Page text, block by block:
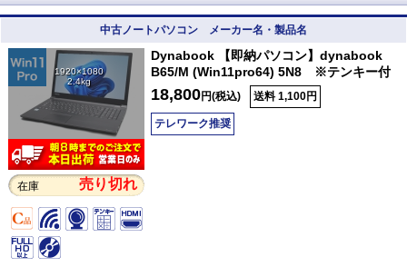
中古ノートパソコン メーカー名・製品名
1920×1080
2.4kg
在庫 売り切れ
Dynabook 【即納パソコン】dynabook
B65/M (Win11pro64) 5N8 ※テンキー付
18,800円(税込) 送料 1,100円
テレワーク推奨